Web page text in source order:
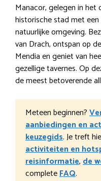
Manacor, gelegen in het
historische stad met
natuurlijke omgeving.
van Drach, ontspan op
Mendia en geniet van
gezellige tavernes. Op
de meest betoverende
Meteen beginnen?
aanbiedingen en
keuzegids. Je treft
activiteiten en
reisinformatie,de
completeFAQ.